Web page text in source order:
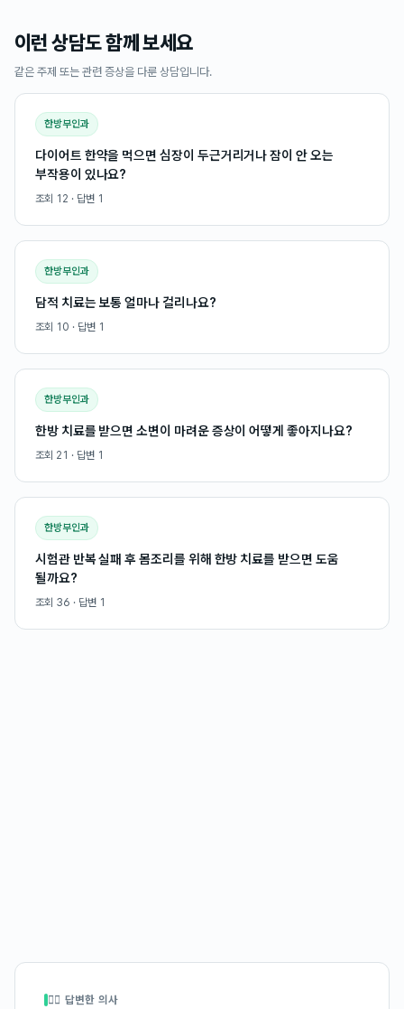
이런 상담도 함께 보세요
같은 주제 또는 관련 증상을 다룬 상담입니다.
한방부인과
다이어트 한약을 먹으면 심장이 두근거리거나 잠이 안 오는
부작용이 있나요?
조회 12 · 답변 1
한방부인과
담적 치료는 보통 얼마나 걸리나요?
조회 10 · 답변 1
한방부인과
한방 치료를 받으면 소변이 마려운 증상이 어떻게 좋아지나요?
조회 21 · 답변 1
한방부인과
시험관 반복 실패 후 몸조리를 위해 한방 치료를 받으면 도움
될까요?
조회 36 · 답변 1
👩‍⚕️ 답변한 의사